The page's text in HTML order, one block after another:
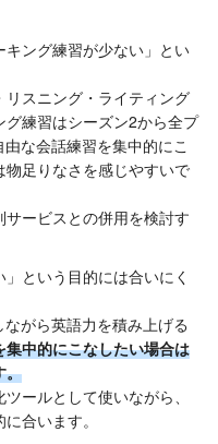
ング練習が少ない」とい
スニング・ライティング
練習はシーズン2から全プ
な会話練習を集中的にこ
足りなさを感じやすいで
ービスとの併用を検討す
という目的には合いにく
がら英語力を積み上げる
中的にこなしたい場合は
。
ールとして使いながら、
合います。